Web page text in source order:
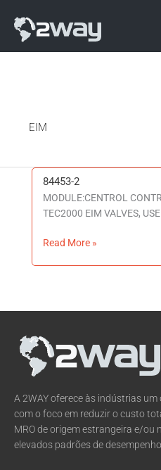
EIM
84453-2
MODULE:CENTROL
TEC2000 EIM VALVES,
84453-
2
Read More »
A 2WAY oferece às indústrias
com o foco em reduzir o custo
MRO de origem estrangeira e/ou
elevados padrões de